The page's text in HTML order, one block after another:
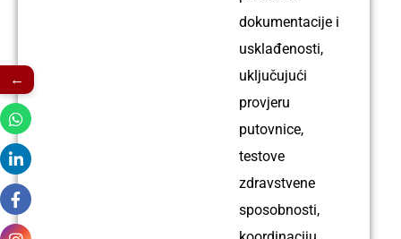
Ime:
Balkrishna
Profil:
Zavarivač
TIG i
ARC
postupkom
Iskustvo:
13
dokumentacije i
usklađenosti,
uključujući
provjeru
putovnice,
testove
zdravstvene
sposobnosti,
←